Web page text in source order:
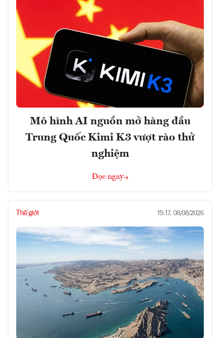
Mô hình AI nguồn mở hàng đầu
Trung Quốc Kimi K3 vượt rào thử
nghiệm
Đọc ngay
Thế giới 15:17, 08/08/2026